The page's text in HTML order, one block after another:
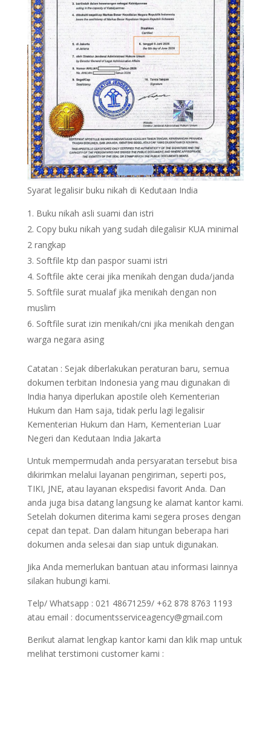
Syarat legalisir buku nikah di Kedutaan India
Buku nikah asli suami dan istri
Copy buku nikah yang sudah dilegalisir KUA minimal
2 rangkap
Softfile ktp dan paspor suami istri
Softfile akte cerai jika menikah dengan duda/janda
Softfile surat mualaf jika menikah dengan non
muslim
Softfile surat izin menikah/cni jika menikah dengan
warga negara asing
Catatan : Sejak diberlakukan peraturan baru, semua
dokumen terbitan Indonesia yang mau digunakan di
India hanya diperlukan apostile oleh Kementerian
Hukum dan Ham saja, tidak perlu lagi legalisir
Kementerian Hukum dan Ham, Kementerian Luar
Negeri dan Kedutaan India Jakarta
Untuk mempermudah anda persyaratan tersebut bisa
dikirimkan melalui layanan pengiriman, seperti pos,
TIKI, JNE, atau layanan ekspedisi favorit Anda. Dan
anda juga bisa datang langsung ke alamat kantor kami.
Setelah dokumen diterima kami segera proses dengan
cepat dan tepat. Dan dalam hitungan beberapa hari
dokumen anda selesai dan siap untuk digunakan.
Jika Anda memerlukan bantuan atau informasi lainnya
silakan hubungi kami.
Telp/ Whatsapp : 021 48671259/ +62 878 8763 1193
atau email : documentsserviceagency@gmail.com
Berikut alamat lengkap kantor kami dan klik map untuk
melihat terstimoni customer kami :